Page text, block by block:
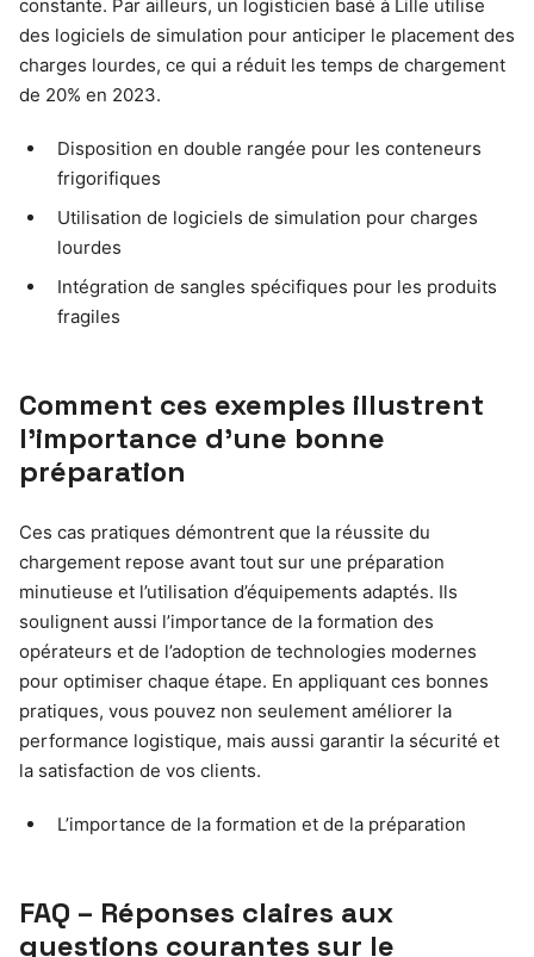
constante. Par ailleurs, un logisticien basé à Lille utilise
des logiciels de simulation pour anticiper le placement des
charges lourdes, ce qui a réduit les temps de chargement
de 20% en 2023.
Disposition en double rangée pour les conteneurs
frigorifiques
Utilisation de logiciels de simulation pour charges
lourdes
Intégration de sangles spécifiques pour les produits
fragiles
Comment ces exemples illustrent
l’importance d’une bonne
préparation
Ces cas pratiques démontrent que la réussite du
chargement repose avant tout sur une préparation
minutieuse et l’utilisation d’équipements adaptés. Ils
soulignent aussi l’importance de la formation des
opérateurs et de l’adoption de technologies modernes
pour optimiser chaque étape. En appliquant ces bonnes
pratiques, vous pouvez non seulement améliorer la
performance logistique, mais aussi garantir la sécurité et
la satisfaction de vos clients.
L’importance de la formation et de la préparation
FAQ – Réponses claires aux
questions courantes sur le